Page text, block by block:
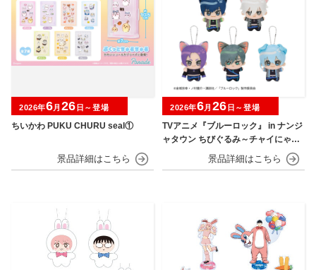
ちいかわ PUKU CHURU seal①
2026年6月 26 日～登場
TVアニメ『ブルーロック』 in ナンジ
ャタウン ちびぐるみ～チャイにゃFe
2026年6月 26 日～登場